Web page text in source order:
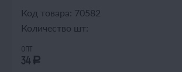
Код товара: 70582
Количество шт:
опт
34 a